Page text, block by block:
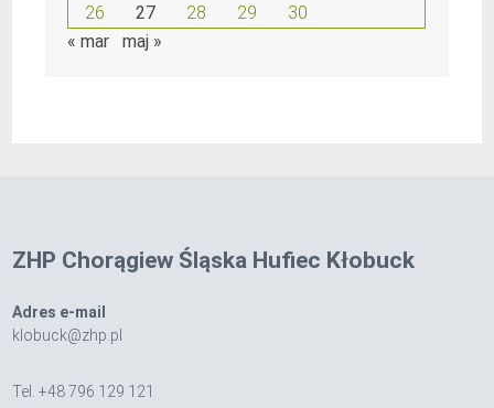
26
27 28 29
30
« mar
maj »
ZHP Chorągiew Śląska Hufiec Kłobuck
Adres e-mail
klobuck@zhp.pl
Tel. +48 796 129 121